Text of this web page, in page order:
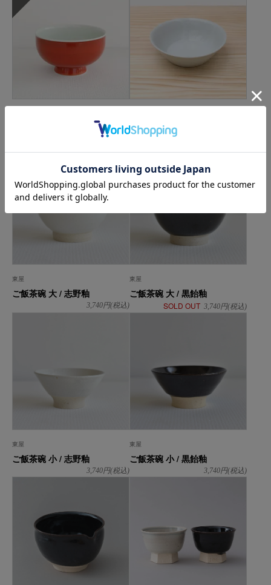
白磁 5.5寸鉢
東屋
ご飯茶碗 大 / 志野釉
3,740円(税込)
在庫なし
東屋
ご飯茶碗 大 / 黒飴釉
SOLD OUT 3,740円(税込)
東屋
ご飯茶碗 小 / 志野釉
3,740円(税込)
東屋
ご飯茶碗 小 / 黒飴釉
3,740円(税込)